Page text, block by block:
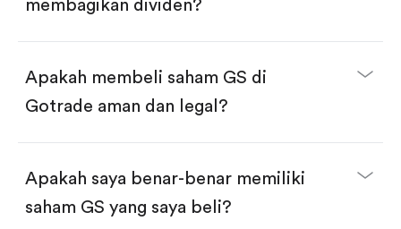
Klik tombol "Buy".
dua pilihan:
Beli saham secara fractional dalam jumlah
dollar, bisa mulai dari $1.
Swipe up untuk konfirmasi order, pembelian
membagikan dividen?
Apakah membeli saham GS di
Gotrade aman dan legal?
Apakah saya benar-benar memiliki
saham GS yang saya beli?